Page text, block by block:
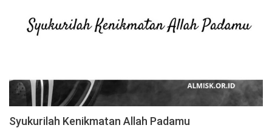
Syukurilah Kenikmatan Allah Padamu